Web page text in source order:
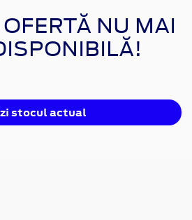
NU MAI
stocul actual